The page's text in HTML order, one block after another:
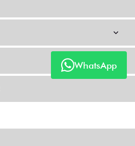
WhatsApp